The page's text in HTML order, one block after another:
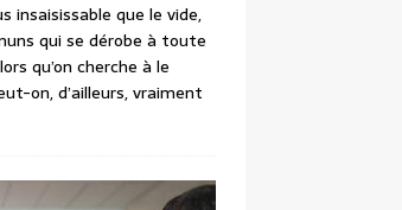
insaisissable que le vide,
qui se dérobe à toute
qu’on cherche à le
on, d’ailleurs, vraiment